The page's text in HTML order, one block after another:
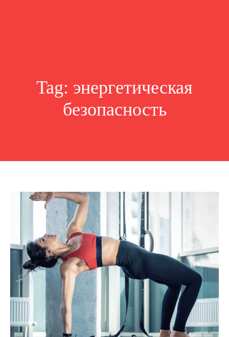
Tag: энергетическая
безопасность